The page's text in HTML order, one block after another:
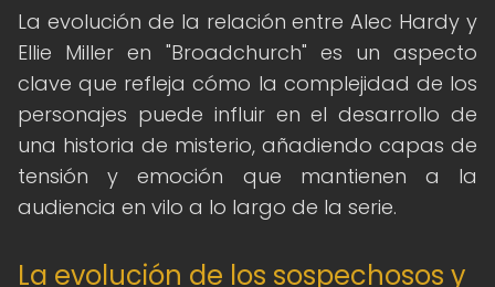
La evolución de la relación entre Alec Hardy y
Ellie Miller en "Broadchurch" es un aspecto
clave que refleja cómo la complejidad de los
personajes puede influir en el desarrollo de
una historia de misterio, añadiendo capas de
tensión y emoción que mantienen a la
audiencia en vilo a lo largo de la serie.
La evolución de los sospechosos y